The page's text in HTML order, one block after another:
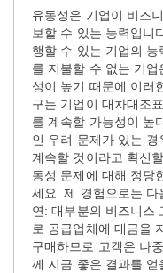
유동성은 기업이 비즈
보할 수 있는 능력입니
행할 수 있는 기업의
를 지불할 수 없는 기
성이 높기 때문에 이러
구는 기업이 대차대조
를 계속할 가능성이 높
인 우려 문제가 있는
계속할 것이라고 확신
동성 문제에 대해 정당
세요. 제 경험으로는
연: 대부분의 비즈니스
로 공급업체에 대금을
구매하므로 고객은 나
께 지금 좋은 결과를